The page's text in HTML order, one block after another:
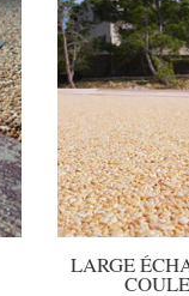
LARGE